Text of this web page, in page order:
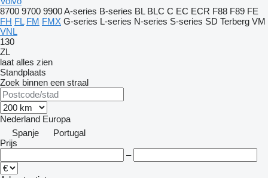
8700 9700 9900A-series B-series BL BLC C EC ECR F88 F89 FE
FH FL FM FMX G-series L-series N-series S-series SD Terberg VM
VNL
130
ZL
laat alles zien
Standplaats
Zoek binnen een straal
Nederland Europa
Spanje
Portugal
Prijs
–